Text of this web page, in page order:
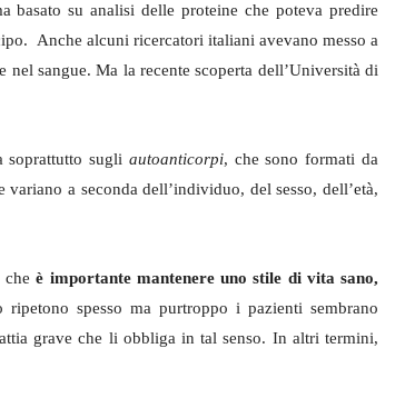
basato su analisi delle proteine che poteva predire
Anche alcuni ricercatori italiani avevano messo a
sangue. Ma la recente scoperta dell’Università di
soprattutto sugli autoanticorpi, che sono formati da
a seconda dell’individuo, del sesso, dell’età,
cheè importante mantenere uno stile di vita sano,
spesso ma purtroppo i pazienti sembrano
grave che li obbliga in tal senso. In altri termini,